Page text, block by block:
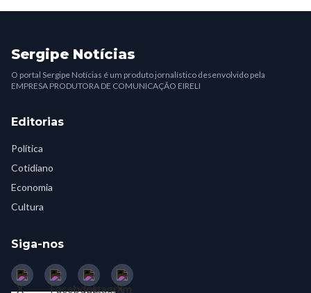
Sergipe Notícias
O portal Sergipe Notícias é um produto jornalístico desenvolvido pela
EMPRESA PRODUTORA DE COMUNICAÇÃO EIRELI
Editorias
Política
Cotidiano
Economia
Cultura
Siga-nos